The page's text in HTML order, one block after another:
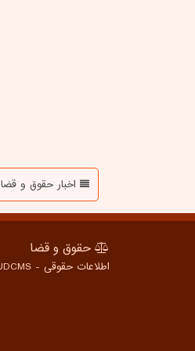
اخبار حقوق و قضا
حقوق و قضا
اطلاعات حقوقی - JUDCMS، مرجع کامل اطلاعات حقوقی و قضایی برای همه، از شهروندان عادی تا متخصصین